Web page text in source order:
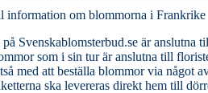
information om blommorna i Frankrike
Svenskablomsterbud.se är anslutna
som i sin tur är anslutna till
med att beställa blommor via något
ska levereras direkt hem till